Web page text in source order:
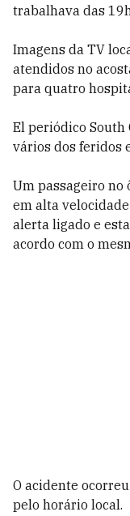
trabalhava das
Imagens da TV
atendidos no
para quatro
El periódico South
vários dos feridos
Um passageiro no
em alta
alerta ligado e
acordo com o
O acidente
pelo horário local.